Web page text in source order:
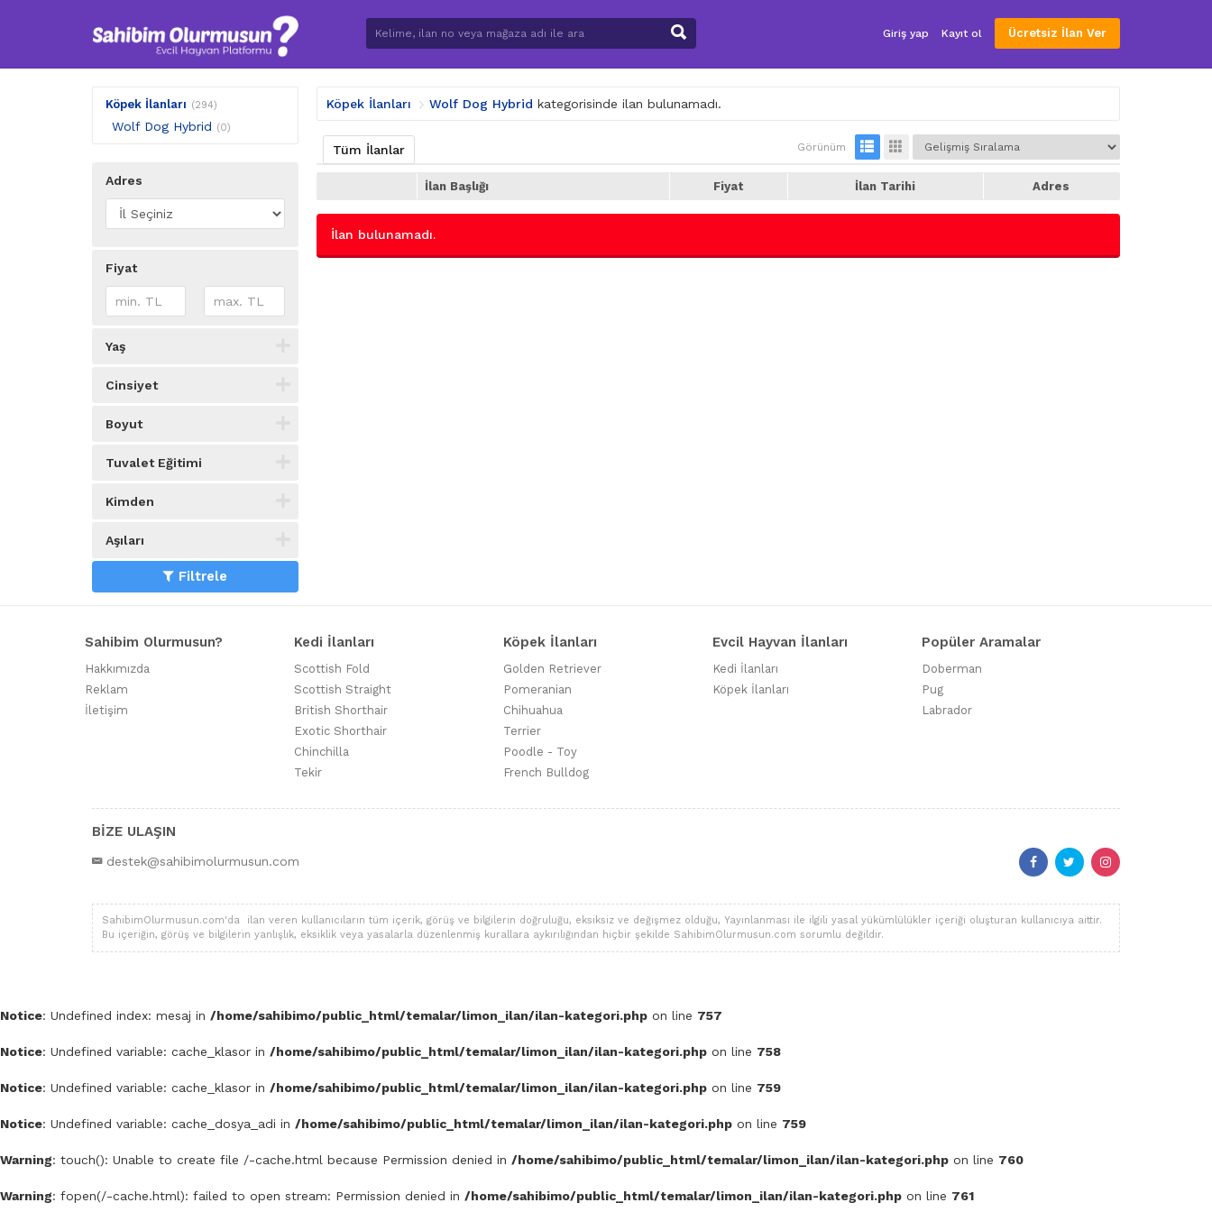
Giriş yap Kayıt ol Ücretsiz İlan Ver
Köpek İlanları (294)
Wolf Dog Hybrid (0)
Adres
Fiyat
Yaş
Cinsiyet
Boyut
Tuvalet Eğitimi
Kimden
Aşıları
Filtrele
Köpek İlanları Wolf Dog Hybrid kategorisinde ilan bulunamadı.
Tüm İlanlar Görünüm
İlan Başlığı Fiyat İlan Tarihi Adres
İlan bulunamadı.
Sahibim Olurmusun?
Hakkımızda
Reklam
İletişim
Kedi İlanları
Scottish Fold
Scottish Straight
British Shorthair
Exotic Shorthair
Chinchilla
Tekir
Köpek İlanları
Golden Retriever
Pomeranian
Chihuahua
Terrier
Poodle - Toy
French Bulldog
Evcil Hayvan İlanları
Kedi İlanları
Köpek İlanları
Popüler Aramalar
Doberman
Pug
Labrador
BİZE ULAŞIN
destek@sahibimolurmusun.com
SahibimOlurmusun.com'da ilan veren kullanıcıların tüm içerik, görüş ve bilgilerin doğruluğu, eksiksiz ve değişmez olduğu, Yayınlanması ile ilgili yasal yükümlülükler içeriği oluşturan kullanıcıya aittir.
Bu içeriğin, görüş ve bilgilerin yanlışlık, eksiklik veya yasalarla düzenlenmiş kurallara aykırılığından hiçbir şekilde SahibimOlurmusun.com sorumlu değildir.
Notice: Undefined index: mesaj in /home/sahibimo/public_html/temalar/limon_ilan/ilan-kategori.php on line 757
Notice: Undefined variable: cache_klasor in /home/sahibimo/public_html/temalar/limon_ilan/ilan-kategori.php on line 758
Notice: Undefined variable: cache_klasor in /home/sahibimo/public_html/temalar/limon_ilan/ilan-kategori.php on line 759
Notice: Undefined variable: cache_dosya_adi in /home/sahibimo/public_html/temalar/limon_ilan/ilan-kategori.php on line 759
Warning: touch(): Unable to create file /-cache.html because Permission denied in /home/sahibimo/public_html/temalar/limon_ilan/ilan-kategori.php on line 760
Warning: fopen(/-cache.html): failed to open stream: Permission denied in /home/sahibimo/public_html/temalar/limon_ilan/ilan-kategori.php on line 761